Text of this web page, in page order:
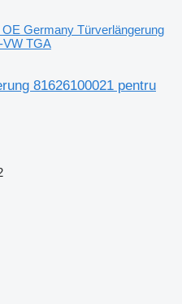
OE Germany Türverlängerung
VW TGA
81626100021 pentru